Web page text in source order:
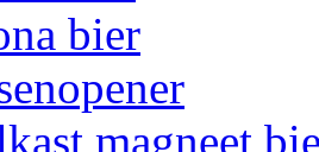
bier
magneet